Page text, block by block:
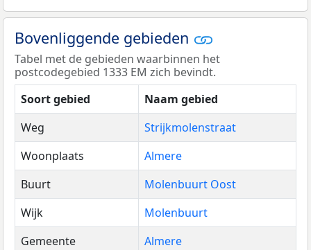
Bovenliggende gebieden
Tabel met de gebieden waarbinnen het
postcodegebied 1333 EM zich bevindt.
Soort gebied
Naam gebied
Weg
Strijkmolenstraat
Woonplaats
Almere
Buurt
Molenbuurt Oost
Wijk
Molenbuurt
Gemeente
Almere